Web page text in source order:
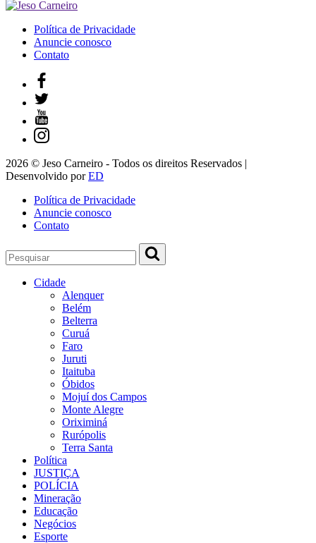
Política de Privacidade
Anuncie conosco
Contato
2026 © Jeso Carneiro - Todos os direitos Reservados |
Desenvolvido porED
Política de Privacidade
Anuncie conosco
Contato
Cidade
Alenquer
Belém
Belterra
Curuá
Faro
Juruti
Itaituba
Óbidos
Mojuí dos Campos
Monte Alegre
Oriximiná
Rurópolis
Terra Santa
Política
JUSTIÇA
POLÍCIA
Mineração
Educação
Negócios
Esporte